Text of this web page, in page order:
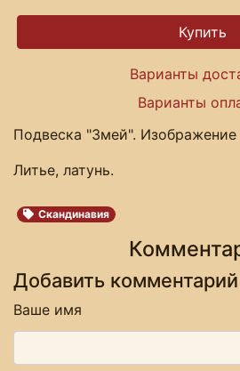
Варианты
Варианты
Подвеска "Змей". Изображение
Литье, латунь.
Скандинавия
Добавить комментарий
Ваше имя